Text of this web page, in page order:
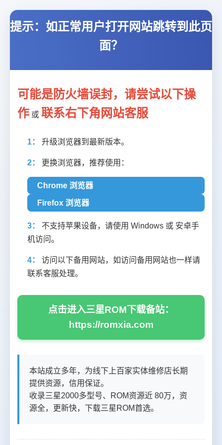
提示：如正常用户打开网站跳转到此页
面？
可能是防火墙误封，请尝试以下操
作 或 联系右下角网站客服
1： 升级浏览器到最新版本。
2： 更换浏览器，推荐使用：
Chrome 浏览器
Firefox 浏览器
3：
不支持苹果设备，请使用 Windows 或 安卓手
机访问。
4：
访问以下备用网站，如访问备用网站也一样请
联系客服处理。
点击进入三星ROM下载备站：
https://romxia.com
本站成立多年，为线下上百家实体维修店长期
提供资源，信用保证。
收录三星2000多型号、ROM资源近 80万，资
源全，更新快，下载三星ROM首选。